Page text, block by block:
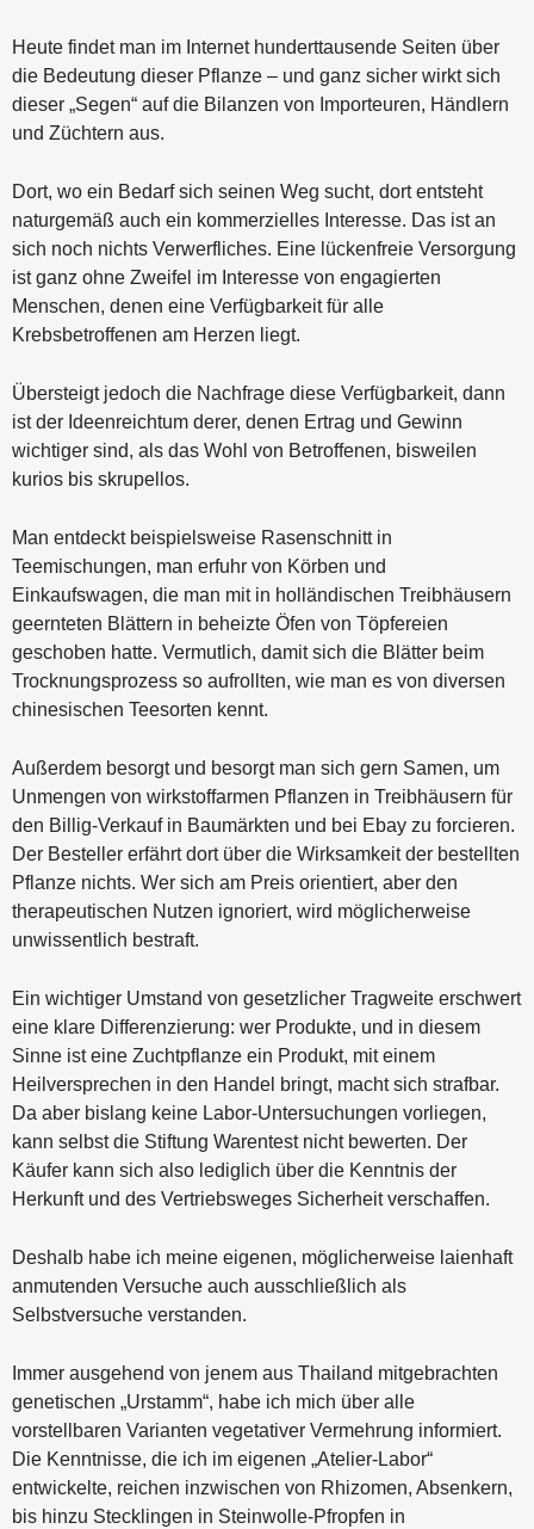
Heute findet man im Internet hunderttausende Seiten über
die Bedeutung dieser Pflanze – und ganz sicher wirkt sich
dieser „Segen“ auf die Bilanzen von Importeuren, Händlern
und Züchtern aus.
Dort, wo ein Bedarf sich seinen Weg sucht, dort entsteht
naturgemäß auch ein kommerzielles Interesse. Das ist an
sich noch nichts Verwerfliches. Eine lückenfreie Versorgung
ist ganz ohne Zweifel im Interesse von engagierten
Menschen, denen eine Verfügbarkeit für alle
Krebsbetroffenen am Herzen liegt.
Übersteigt jedoch die Nachfrage diese Verfügbarkeit, dann
ist der Ideenreichtum derer, denen Ertrag und Gewinn
wichtiger sind, als das Wohl von Betroffenen, bisweilen
kurios bis skrupellos.
Man entdeckt beispielsweise Rasenschnitt in
Teemischungen, man erfuhr von Körben und
Einkaufswagen, die man mit in holländischen Treibhäusern
geernteten Blättern in beheizte Öfen von Töpfereien
geschoben hatte. Vermutlich, damit sich die Blätter beim
Trocknungsprozess so aufrollten, wie man es von diversen
chinesischen Teesorten kennt.
Außerdem besorgt und besorgt man sich gern Samen, um
Unmengen von wirkstoffarmen Pflanzen in Treibhäusern für
den Billig-Verkauf in Baumärkten und bei Ebay zu forcieren.
Der Besteller erfährt dort über die Wirksamkeit der bestellten
Pflanze nichts. Wer sich am Preis orientiert, aber den
therapeutischen Nutzen ignoriert, wird möglicherweise
unwissentlich bestraft.
Ein wichtiger Umstand von gesetzlicher Tragweite erschwert
eine klare Differenzierung: wer Produkte, und in diesem
Sinne ist eine Zuchtpflanze ein Produkt, mit einem
Heilversprechen in den Handel bringt, macht sich strafbar.
Da aber bislang keine Labor-Untersuchungen vorliegen,
kann selbst die Stiftung Warentest nicht bewerten. Der
Käufer kann sich also lediglich über die Kenntnis der
Herkunft und des Vertriebsweges Sicherheit verschaffen.
Deshalb habe ich meine eigenen, möglicherweise laienhaft
anmutenden Versuche auch ausschließlich als
Selbstversuche verstanden.
Immer ausgehend von jenem aus Thailand mitgebrachten
genetischen „Urstamm“, habe ich mich über alle
vorstellbaren Varianten vegetativer Vermehrung informiert.
Die Kenntnisse, die ich im eigenen „Atelier-Labor“
entwickelte, reichen inzwischen von Rhizomen, Absenkern,
bis hinzu Stecklingen in Steinwolle-Pfropfen in